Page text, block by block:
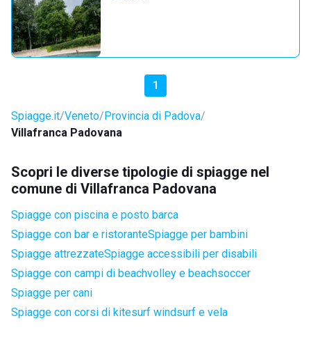
1
Spiagge.it Veneto Provincia di Padova
Villafranca Padovana
Scopri le diverse tipologie di spiagge nel
comune di Villafranca Padovana
Spiagge con piscina e posto barca
Spiagge con bar e ristoranteSpiagge per bambini
Spiagge attrezzateSpiagge accessibili per disabili
Spiagge con campi di beachvolley e beachsoccer
Spiagge per cani
Spiagge con corsi di kitesurf windsurf e vela